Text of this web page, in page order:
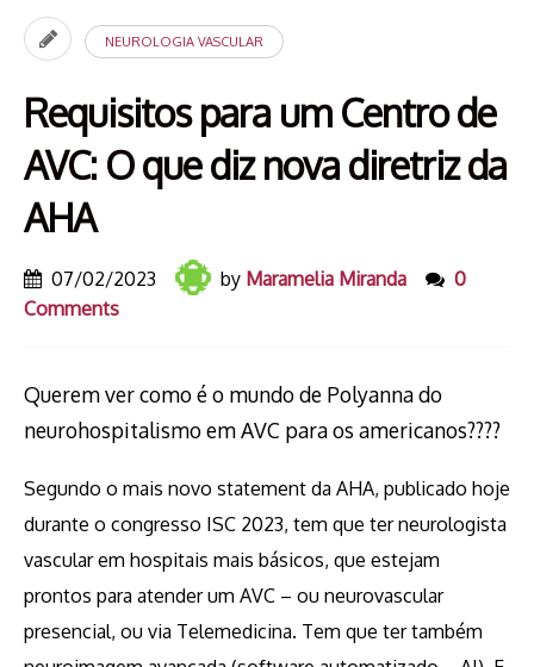
NEUROLOGIA VASCULAR
Requisitos para um Centro de
AVC: O que diz nova diretriz da
AHA
07/02/2023 by Maramelia Miranda
0
Comments
Querem ver como é o mundo de Polyanna do
neurohospitalismo em AVC para os americanos????
Segundo o mais novo statement da AHA, publicado hoje
durante o congresso ISC 2023, tem que ter neurologista
vascular em hospitais mais básicos, que estejam
prontos para atender um AVC – ou neurovascular
presencial, ou via Telemedicina. Tem que ter também